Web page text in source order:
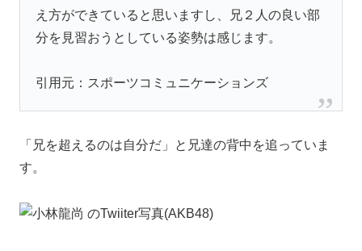
え方ができていると思いますし、兄２人の良い部
分を見習おうとしている姿勢は感じます。
引用元：スポーツコミュニケーションズ
「兄を超えるのは自分だ」と兄達の背中を追っていま
す。